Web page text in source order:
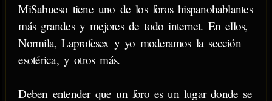
MiSabueso tiene uno de los foros hispanohablantes
más grandes y mejores de todo internet. En ellos,
Normila, Laprofesex y yo moderamos la sección
esotérica, y otros más.
Deben entender que un foro es un lugar donde se